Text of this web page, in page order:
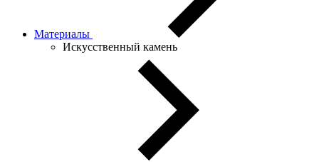
Материалы
Искусственный камень